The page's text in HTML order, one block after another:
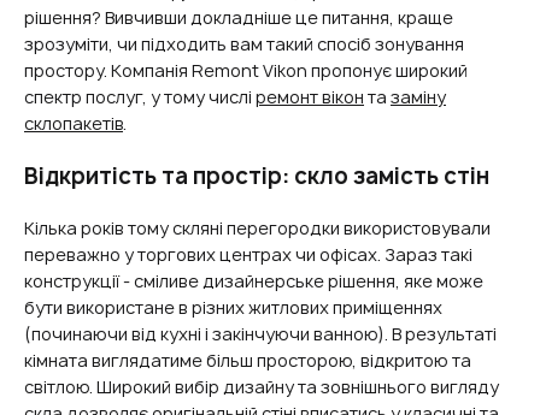
рішення? Вивчивши докладніше це питання, краще
зрозуміти, чи підходить вам такий спосіб зонування
простору. Компанія Remont Vikon пропонує широкий
спектр послуг, у тому числі ремонт вікон та заміну
склопакетів.
Відкритість та простір: скло замість стін
Кілька років тому скляні перегородки використовували
переважно у торгових центрах чи офісах. Зараз такі
конструкції - сміливе дизайнерське рішення, яке може
бути використане в різних житлових приміщеннях
(починаючи від кухні і закінчуючи ванною). В результаті
кімната виглядатиме більш просторою, відкритою та
світлою. Широкий вибір дизайну та зовнішнього вигляду